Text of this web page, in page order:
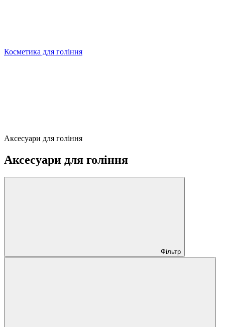
Косметика для гоління
Аксесуари для гоління
Аксесуари для гоління
Фільтр